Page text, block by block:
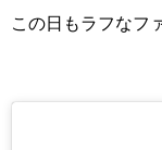
この日もラフなフ